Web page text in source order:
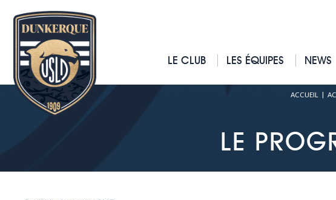
LE CLUB LES ÉQUIPES NEWS
ACCUEIL|
LE